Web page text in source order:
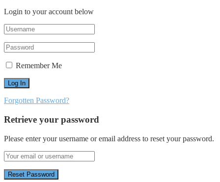
Login to your account below
Remember Me
Forgotten Password?
Retrieve your password
Please enter your username or email address to reset your password.